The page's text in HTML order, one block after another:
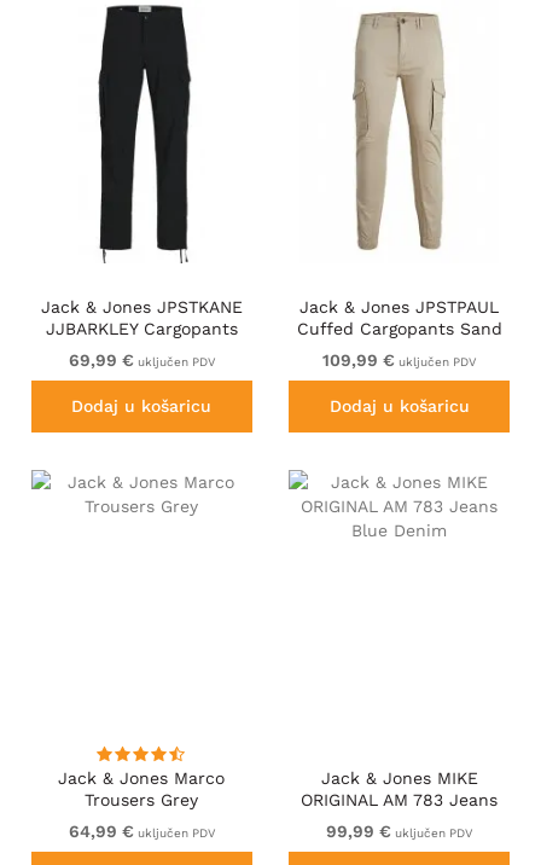
Jack & Jones JPSTKANE
JJBARKLEY Cargopants
Black
69,99 € uključen PDV
Dodaj u košaricu
Jack & Jones JPSTPAUL
Cuffed Cargopants Sand
109,99 € uključen PDV
Dodaj u košaricu
Jack & Jones Marco
Trousers Grey
64,99 € uključen PDV
Jack & Jones MIKE
ORIGINAL AM 783 Jeans
Blue Denim
99,99 € uključen PDV